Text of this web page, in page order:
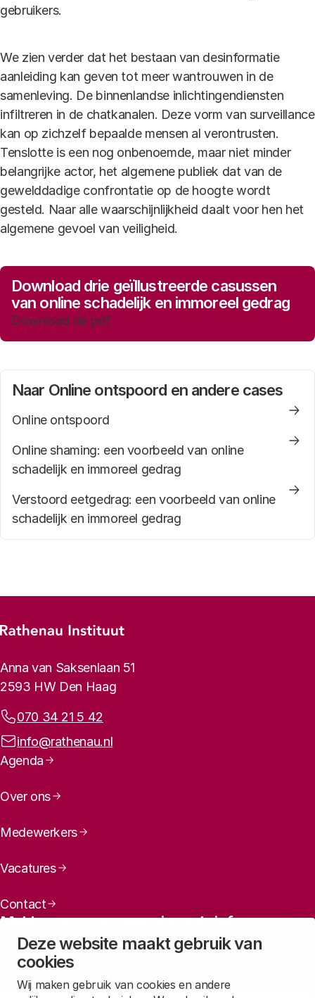
Deze website maakt gebruik van
cookies
Wij maken gebruik van cookies en andere
gebruikers.
We zien verder dat het bestaan van desinformatie
aanleiding kan geven tot meer wantrouwen in de
samenleving. De binnenlandse inlichtingendiensten
infiltreren in de chatkanalen. Deze vorm van surveillance
kan op zichzelf bepaalde mensen al verontrusten.
Tenslotte is een nog onbenoemde, maar niet minder
belangrijke actor, het algemene publiek dat van de
gewelddadige confrontatie op de hoogte wordt
gesteld. Naar alle waarschijnlijkheid daalt voor hen het
algemene gevoel van veiligheid.
Download drie geïllustreerde casussen
van online schadelijk en immoreel gedrag
Download de pdf
Naar Online ontspoord en andere cases
Online ontspoord
Online shaming: een voorbeeld van online
schadelijk en immoreel gedrag
Verstoord eetgedrag: een voorbeeld van online
schadelijk en immoreel gedrag
Footer-menu
Rathenau logo, naar de homepage
Contactinformatie
Anna van Saksenlaan 51
2593 HW Den Haag
Telefoonnummer:
070 34 21 5 42
E-mailadres:
info@rathenau.nl
Paginanavigatie
Agenda
Over ons
Medewerkers
Vacatures
Contact
Meld u aan voor onze nieuwsbrief
Maandelijks een overzicht ontvangen van ons laatste
nieuws? Laat dan uw mailadres achter.